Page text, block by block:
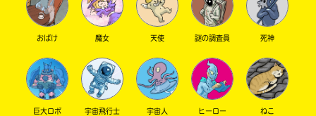
おばけ 魔女 天使 謎の調査員 死神
巨大ロボ 宇宙飛行士 宇宙人 ヒーロー ねこ